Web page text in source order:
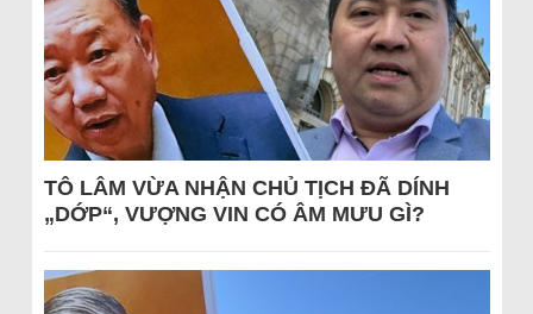
TÔ LÂM VỪA NHẬN CHỦ TỊCH ĐÃ DÍNH
„DỚP“, VƯỢNG VIN CÓ ÂM MƯU GÌ?